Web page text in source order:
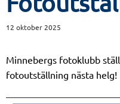
12 oktober 2025
Minnebergs fotoklubb
fotoutställning nästa helg!